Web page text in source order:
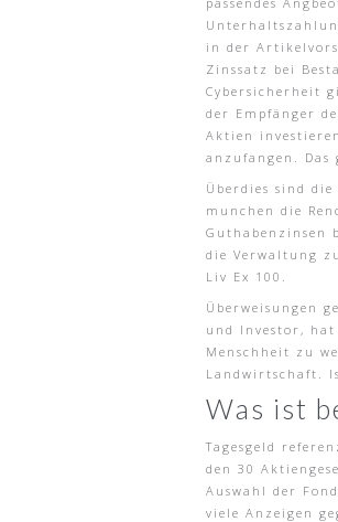
in der
Zinssatz bei
Cybersicherheit
der Empfänger
Aktien
anzufangen.
Überdies sind
munchen die
Guthabenzinsen
die Verwaltung
Liv Ex 100.
Überweisungen
und Investor,
Menschheit zu
Landwirtschaft.
Was ist
Tagesgeld
den 30
Auswahl der
viele Anzeigen